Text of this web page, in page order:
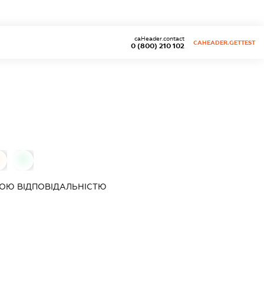
0 (800) 210 102
caHeader.contact
CAHEADER.GETTEST
ВІДПОВІДАЛЬНІСТЮ